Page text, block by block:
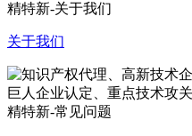
关于我们